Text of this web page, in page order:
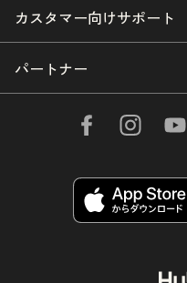
カスタマー向けサポート
パートナー